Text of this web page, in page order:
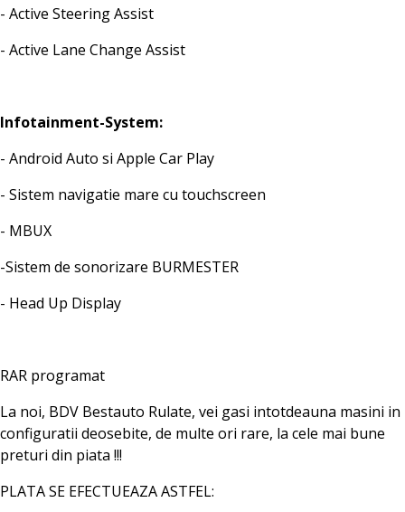
- Active Steering Assist
- Active Lane Change Assist
Infotainment-System:
- Android Auto si Apple Car Play
- Sistem navigatie mare cu touchscreen
- MBUX
-Sistem de sonorizare BURMESTER
- Head Up Display
RAR programat
La noi, BDV Bestauto Rulate, vei gasi intotdeauna masini in
configuratii deosebite, de multe ori rare, la cele mai bune
preturi din piata !!!
PLATA SE EFECTUEAZA ASTFEL: